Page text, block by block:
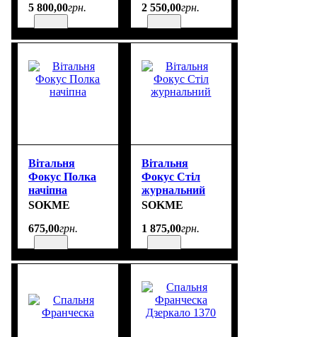
5 800,00грн.
2 550,00грн.
Вітальня
Фокус Полка
начіпна
SOKME
675,00грн.
Вітальня
Фокус Стіл
журнальний
SOKME
1 875,00грн.